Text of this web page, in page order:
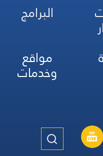
البرامج
مواقع
وخدمات